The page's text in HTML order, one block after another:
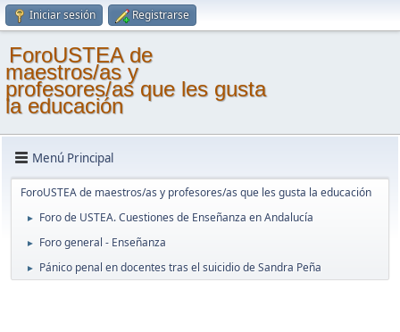
Iniciar sesión Registrarse
ForoUSTEA de
maestros/as y
profesores/as que les gusta
la educación
Menú Principal
ForoUSTEA de maestros/as y profesores/as que les gusta la educación
► Foro de USTEA. Cuestiones de Enseñanza en Andalucía
► Foro general - Enseñanza
► Pánico penal en docentes tras el suicidio de Sandra Peña